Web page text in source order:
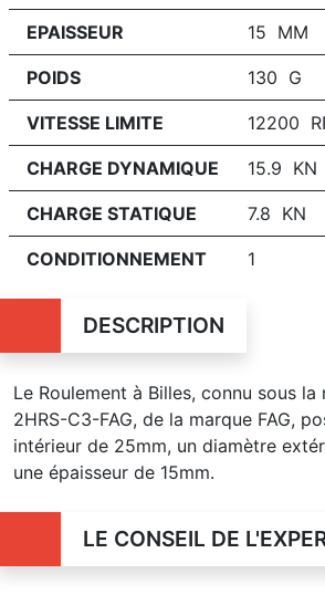
EPAISSEUR 15 MM
POIDS 130 G
VITESSE LIMITE 12200
CHARGE DYNAMIQUE 15.9 KN
CHARGE STATIQUE 7.8 KN
CONDITIONNEMENT 1
DESCRIPTION
Le Roulement à Billes, connu sous
2HRS-C3-FAG, de la marque FAG,
intérieur de 25mm, un diamètre
une épaisseur de 15mm.
LE CONSEIL DE